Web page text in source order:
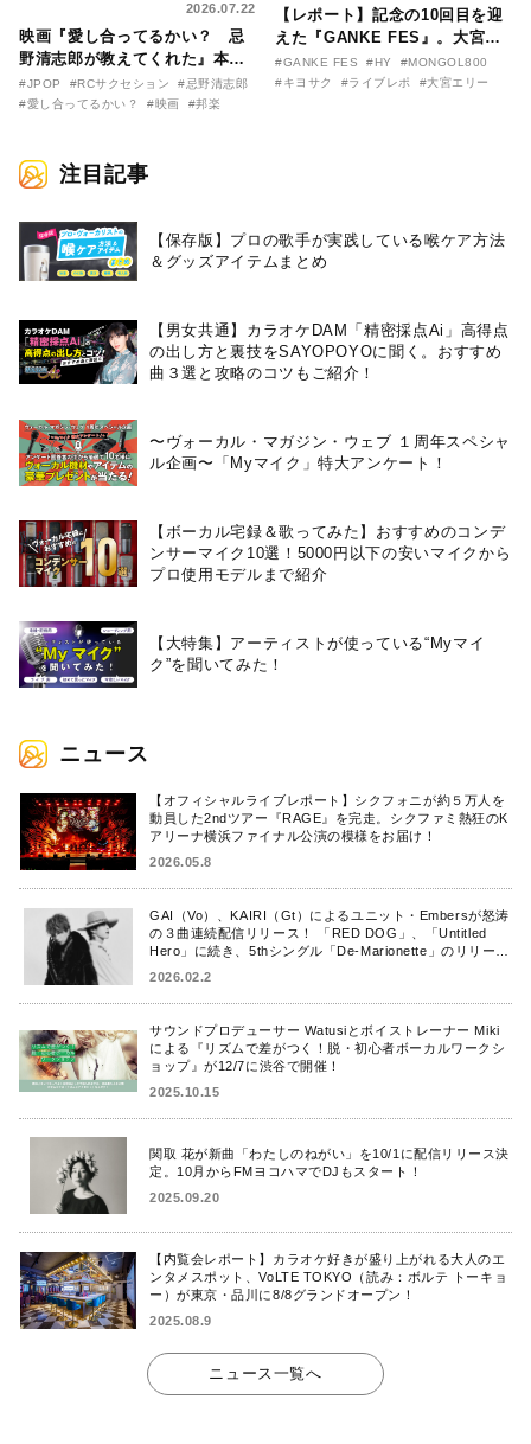
2026.07.22
映画『愛し合ってるかい？ 忌
野清志郎が教えてくれた』本予
告映像とキービジュアルがつい
に解禁！ キヨシロー関連商品も
#JPOP #RCサクセション
#忌野清志郎
#愛し合ってるかい？
#映画 #邦楽
【レポート】記念の10回目を迎
えた『GANKE FES』。大宮エ
リー作『アイヌの神々の崖』を
前に、キヨサク
#GANKE FES #HY
#MONGOL800
#キヨサク
#ライブレポ #大宮エリー
注目記事
【保存版】プロの歌手が実践している喉ケア⽅法
＆グッズアイテムまとめ
【男女共通】カラオケDAM「精密採点Ai」高得点
の出し方と裏技をSAYOPOYOに聞く。おすすめ
曲３選と攻略のコツもご紹介！
〜ヴォーカル・マガジン・ウェブ １周年スペシャ
ル企画〜「Myマイク」特大アンケート！
【ボーカル宅録＆歌ってみた】おすすめのコンデ
ンサーマイク10選！5000円以下の安いマイクから
プロ使用モデルまで紹介
【大特集】アーティストが使っている“Myマイ
ク”を聞いてみた！
ニュース
【オフィシャルライブレポート】シクフォニが約５万人を
動員した2ndツアー『RAGE』を完走。シクファミ熱狂のK
アリーナ横浜ファイナル公演の模様をお届け！
2026.05.8
GAI（Vo）、KAIRI（Gt）によるユニット・Embersが怒涛
の３曲連続配信リリース！ 「RED DOG」、「Untitled
Hero」に続き、5thシングル「De-Marionette」のリリース
2026.02.2
サウンドプロデューサー Watusiとボイストレーナー Miki
による『リズムで差がつく！脱・初心者ボーカルワークシ
ョップ』が12/7に渋谷で開催！
2025.10.15
関取 花が新曲「わたしのねがい」を10/1に配信リリース決
定。10月からFMヨコハマでDJもスタート！
2025.09.20
【内覧会レポート】カラオケ好きが盛り上がれる大人のエ
ンタメスポット、VoLTE TOKYO（読み：ボルテ トーキョ
ー）が東京・品川に8/8グランドオープン！
2025.08.9
ニュース一覧へ